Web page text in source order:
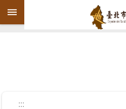
跳到主要內容區塊
:::